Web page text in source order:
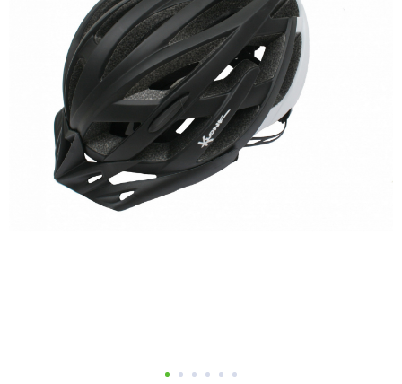
Добавляйте товары
в корзину
Оплачивайте сегодня только
25% картой любого банка
Получайте товар